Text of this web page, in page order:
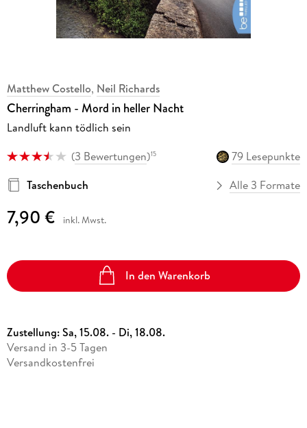
Matthew Costello, Neil Richards
Cherringham - Mord in heller Nacht
Landluft kann tödlich sein
(3 Bewertungen)15
79 Lesepunkte
Taschenbuch
Alle 3 Formate
7,90 € inkl. Mwst.
In den Warenkorb
Zustellung:Sa, 15.08. - Di, 18.08.
Versand in 3-5 Tagen
Versandkostenfrei